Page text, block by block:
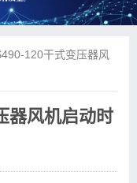
120干式变压器风
器风机启动时